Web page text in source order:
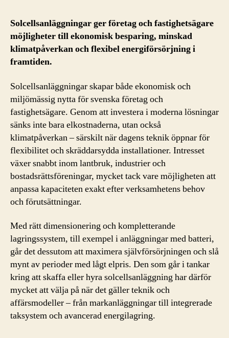
Solcellsanläggningar ger företag och fastighetsägare
möjligheter till ekonomisk besparing, minskad
klimatpåverkan och flexibel energiförsörjning i
framtiden.
Solcellsanläggningar skapar både ekonomisk och
miljömässig nytta för svenska företag och
fastighetsägare. Genom att investera i moderna lösningar
sänks inte bara elkostnaderna, utan också
klimatpåverkan – särskilt när dagens teknik öppnar för
flexibilitet och skräddarsydda installationer. Intresset
växer snabbt inom lantbruk, industrier och
bostadsrättsföreningar, mycket tack vare möjligheten att
anpassa kapaciteten exakt efter verksamhetens behov
och förutsättningar.
Med rätt dimensionering och kompletterande
lagringssystem, till exempel i anläggningar med batteri,
går det dessutom att maximera självförsörjningen och slå
mynt av perioder med lågt elpris. Den som går i tankar
kring att skaffa eller hyra solcellsanläggning har därför
mycket att välja på när det gäller teknik och
affärsmodeller – från markanläggningar till integrerade
taksystem och avancerad energilagring.